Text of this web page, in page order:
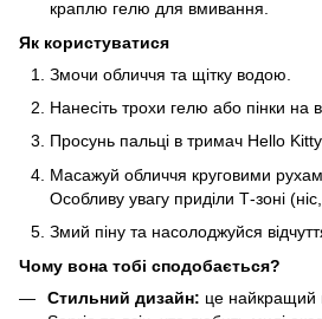
краплю гелю для вмивання.
Як користуватися
Змочи обличчя та щітку водою.
Нанесіть трохи гелю або пінки на
Просунь пальці в тримач Hello Kitty
Масажуй обличчя круговими
Особливу увагу приділи Т-зоні
Змий піну та насолоджуйся
Чому вона тобі сподобається?
Стильний дизайн: це найкращий